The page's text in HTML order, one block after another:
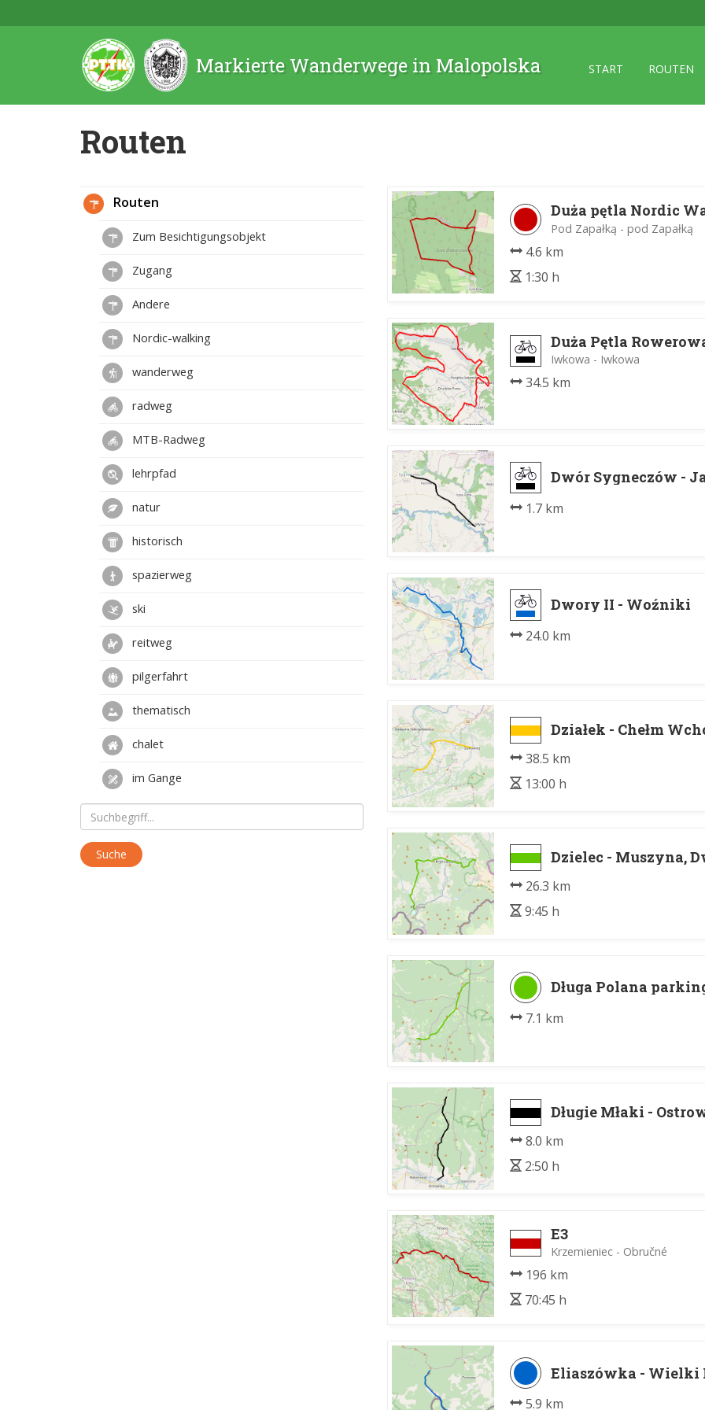
Markierte Wanderwege in Malopolska START ROUTEN
Routen
Duża pętla Nordic
Pod Zapałką - pod Zapałką
4.6 km
1:30 h
Duża Pętla
Iwkowa - Iwkowa
34.5 km
Dwór Sygneczów -
1.7 km
Dwory II - Woźniki
24.0 km
Działek - Chełm
38.5 km
13:00 h
Dzielec - Muszyna,
26.3 km
9:45 h
Długa Polana
7.1 km
Długie Młaki -
8.0 km
2:50 h
E3
Krzemieniec - Obručné
196 km
70:45 h
Eliaszówka - Wielki
5.9 km
Routen
Zum Besichtigungsobjekt
Zugang
Andere
Nordic-walking
wanderweg
radweg
MTB-Radweg
lehrpfad
natur
historisch
spazierweg
ski
reitweg
pilgerfahrt
thematisch
chalet
im Gange